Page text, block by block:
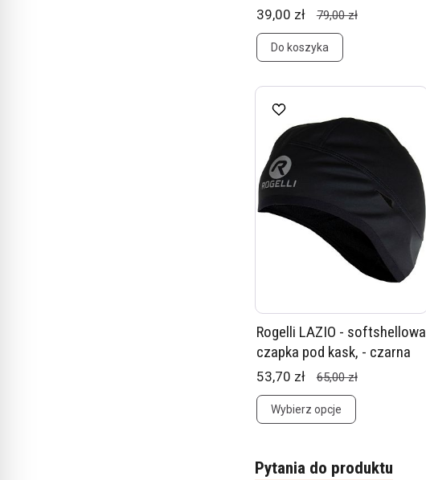
39,00 zł 79,00 zł
Do koszyka
Rogelli LAZIO - softshellowa
czapka pod kask, - czarna
53,70 zł 65,00 zł
Wybierz opcje
Pytania do produktu